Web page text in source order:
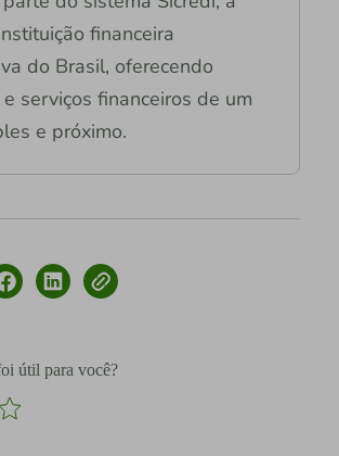
financeira
do Brasil, oferecendo
serviços financeiros de um
e próximo.
útil para você?